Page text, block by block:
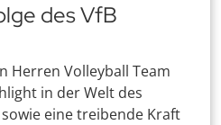
des VfB
Herren Volleyball Team
in der Welt des
eine treibende Kraft